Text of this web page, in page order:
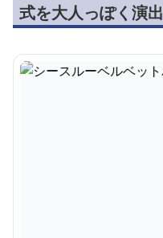
式を大人っぽく演出